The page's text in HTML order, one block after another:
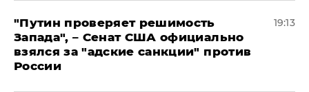
"Путин проверяет решимость
Запада", – Сенат США официально
взялся за "адские санкции" против
России
19:13